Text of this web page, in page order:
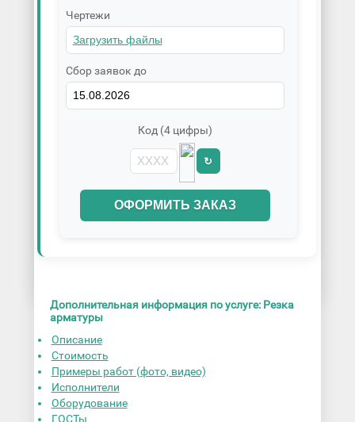
Чертежи
Сбор заявок до
Код (4 цифры)
↻
ОФОРМИТЬ ЗАКАЗ
Дополнительная информация по услуге: Резка
арматуры
Описание
Стоимость
Примеры работ (фото, видео)
Исполнители
Оборудование
ГОСТы